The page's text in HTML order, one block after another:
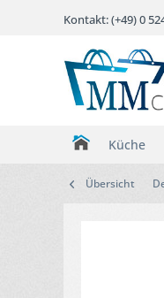
Kontakt: (+49) 0
Küche
Übersicht